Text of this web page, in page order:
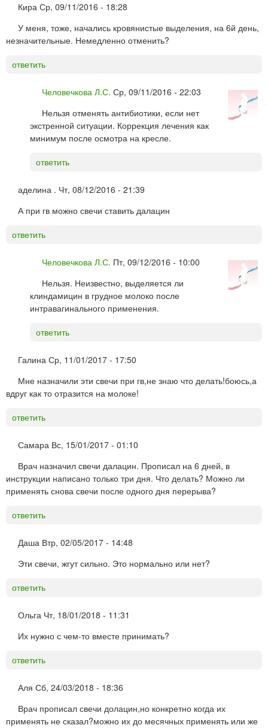
Кира Ср, 09/11/2016 - 18:28
У меня, тоже, начались кровянистые выделения, на 6й день,
незначительные. Немедленно отменить?
ответить
Человечкова Л.С. Ср, 09/11/2016 - 22:03
Нельзя отменять антибиотики, если нет
экстренной ситуации. Коррекция лечения как
минимум после осмотра на кресле.
ответить
аделина . Чт, 08/12/2016 - 21:39
А при гв можно свечи ставить далацин
ответить
Человечкова Л.С. Пт, 09/12/2016 - 10:00
Нельзя. Неизвестно, выделяется ли
клиндамицин в грудное молоко после
интравагинального применения.
ответить
Галина Ср, 11/01/2017 - 17:50
Мне назначили эти свечи при гв,не знаю что делать!боюсь,а
вдруг как то отразится на молоке!
ответить
Самара Вс, 15/01/2017 - 01:10
Врач назначил свечи далацин. Прописал на 6 дней, в
инструкции написано только три дня. Что делать? Можно ли
применять снова свечи после одного дня перерыва?
ответить
Даша Втр, 02/05/2017 - 14:48
Эти свечи, жгут сильно. Это нормально или нет?
ответить
Ольга Чт, 18/01/2018 - 11:31
Их нужно с чем-то вместе принимать?
ответить
Аля Сб, 24/03/2018 - 18:36
Врач прописал свечи долацин,но конкретно когда их
применять не сказал?можно их до месячных применять или же